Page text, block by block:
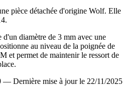
pièce détachée d'origine Wolf. Elle
d'un diamètre de 3 mm avec une
au niveau de la poignée de
et permet de maintenir le ressort de
— Dernière mise à jour le 22/11/2025